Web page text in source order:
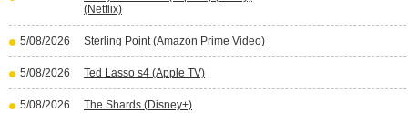
(Netflix)
5/08/2026 Sterling Point (Amazon Prime Video)
5/08/2026 Ted Lasso s4 (Apple TV)
5/08/2026 The Shards (Disney+)